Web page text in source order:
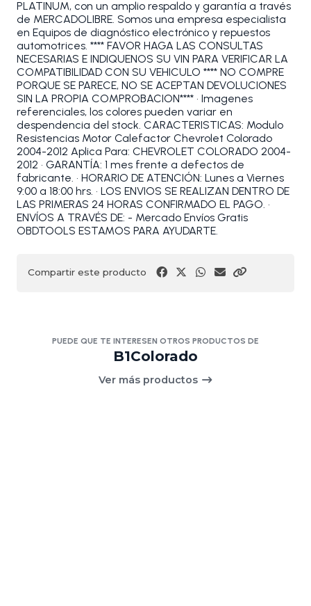
PLATINUM, con un amplio respaldo y garantía a través
de MERCADOLIBRE. Somos una empresa especialista
en Equipos de diagnóstico electrónico y repuestos
automotrices. **** FAVOR HAGA LAS CONSULTAS
NECESARIAS E INDIQUENOS SU VIN PARA VERIFICAR LA
COMPATIBILIDAD CON SU VEHICULO **** NO COMPRE
PORQUE SE PARECE, NO SE ACEPTAN DEVOLUCIONES
SIN LA PROPIA COMPROBACION**** • Imagenes
referenciales, los colores pueden variar en
despendencia del stock. CARACTERISTICAS: Modulo
Resistencias Motor Calefactor Chevrolet Colorado
2004-2012 Aplica Para: CHEVROLET COLORADO 2004-
2012 • GARANTÍA: 1 mes frente a defectos de
fabricante. • HORARIO DE ATENCIÓN: Lunes a Viernes
9:00 a 18:00 hrs. • LOS ENVIOS SE REALIZAN DENTRO DE
LAS PRIMERAS 24 HORAS CONFIRMADO EL PAGO. •
ENVÍOS A TRAVÉS DE: - Mercado Envíos Gratis
OBDTOOLS ESTAMOS PARA AYUDARTE.
Compartir este producto
PUEDE QUE TE INTERESEN OTROS PRODUCTOS DE
B1Colorado
Ver más productos